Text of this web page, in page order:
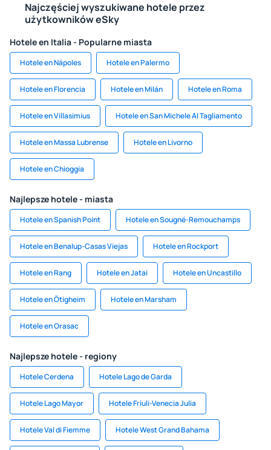
Najczęściej wyszukiwane hotele przez
użytkowników eSky
Hotele en Italia - Popularne miasta
Hotele en Nápoles Hotele en Palermo
Hotele en Florencia Hotele en Milán Hotele en Roma
Hotele en Villasimius Hotele en San Michele Al Tagliamento
Hotele en Massa Lubrense Hotele en Livorno
Hotele en Chioggia
Najlepsze hotele - miasta
Hotele en Spanish Point Hotele en Sougné-Remouchamps
Hotele en Benalup-Casas Viejas Hotele en Rockport
Hotele en Rang Hotele en Jatai Hotele en Uncastillo
Hotele en Ötigheim Hotele en Marsham
Hotele en Orasac
Najlepsze hotele - regiony
Hotele Cerdena Hotele Lago de Garda
Hotele Lago Mayor Hotele Friuli-Venecia Julia
Hotele Val di Fiemme Hotele West Grand Bahama